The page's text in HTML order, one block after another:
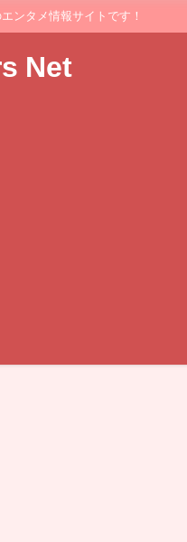
ンタメ情報サイトです！
Net